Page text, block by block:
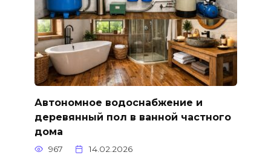
Автономное водоснабжение и
деревянный пол в ванной частного
дома
967 14.02.2026